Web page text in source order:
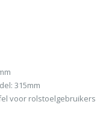
315mm
voor rolstoelgebruikers